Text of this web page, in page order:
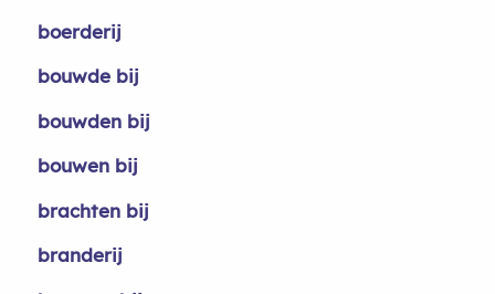
boerderij
bouwde bij
bouwden bij
bouwen bij
brachten bij
branderij